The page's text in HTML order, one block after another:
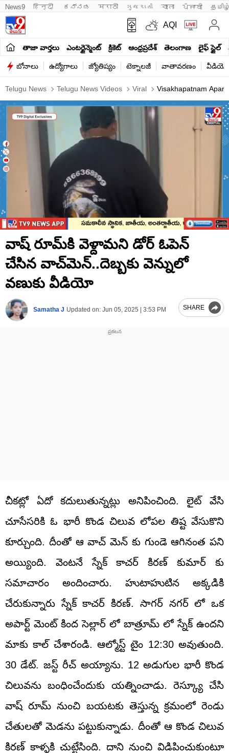
News9 हिन्दी ಕನ್ನಡ मराठी ગુજરાતી বাংলা ਪੰਜਾਬੀ
AQI
తాజా వార్తలు ఎంటర్టైన్మెంట్ క్రికెట్ ఆంధ్రప్రదేశ్ తెలంగాణ లైఫ్ స్టైల్
బోనాలు ఉద్యోగాలు జ్యోతిష్యం టెక్నాలజీ వాతావరణం
Telugu News Telugu News Videos Viral Visakhapatnam
seconds
of
minutes,
seconds
వాష్ రూమ్‌కి వెళ్దామని డోర్ ఓపెన్
చేసిన వాచ్‌మెన్..దెబ్బకు వెన్నులో
వణుకు వీడియో
Samatha J Updated on: Jun 05, 2025 | 3:53 PM SHARE
చీకట్లో ఏదో కదులుతున్నట్లు అనిపించింది. లైట్ వేసి
చూసేసరికి ఓ భారీ కొండ చిలువ లోపల తిష్ట వేసుకొని
కూర్చుంది. దీంతో ఆ వాచ్ మెన్ కు గుండె ఆగినంత పని
అయ్యింది. వెంటనే స్నేక్ కాచర్ కిరణ్ కుమార్ కు
సమాచారం అందించారు. హుటాహుటిన అక్కడికి
చేరుకున్నారు స్నేక్ కాచర్ కిరణ్. సాగర్ నగర్ లో ఒక
అపార్ట్ మెంట్ కింద సెల్లార్ లో బాత్రూమ్ లో స్నేక్ ఉందని
మాకు కాల్ చేశారండి. ఆల్మోస్ట్ టైం 12:30 అవుతుంది.
30 డేట్. జస్ట్ రీచ్ అయ్యాను. 12 అడుగుల భారీ కొండ
చిలువను బంధించేందుకు యత్నించాడు. రెస్క్యూ చేసి
వాష్ రూమ్ నుంచి బయటకు తెస్తున్న క్రమంలో రెండు
చేతులతో మెడను పట్టుకున్నాడు. దీంతో ఆ కొండ చిలువ
కిరణ్ కాళ్ళకి చుట్టేసింది. దాని నుంచి విడిపించుకుంటూ